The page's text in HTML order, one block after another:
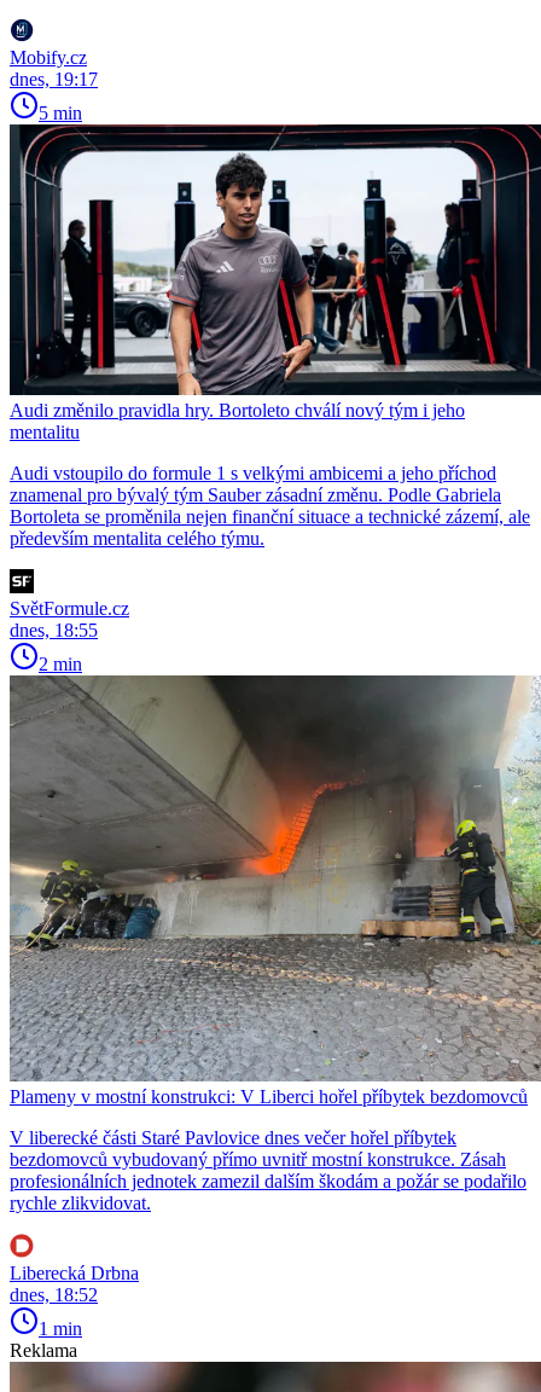
Mobify.cz
dnes, 19:17
5 min
Audi změnilo pravidla hry. Bortoleto chválí nový tým i jeho
mentalitu
Audi vstoupilo do formule 1 s velkými ambicemi a jeho příchod
znamenal pro bývalý tým Sauber zásadní změnu. Podle Gabriela
Bortoleta se proměnila nejen finanční situace a technické zázemí, ale
především mentalita celého týmu.
SvětFormule.cz
dnes, 18:55
2 min
Plameny v mostní konstrukci: V Liberci hořel příbytek bezdomovců
V liberecké části Staré Pavlovice dnes večer hořel příbytek
bezdomovců vybudovaný přímo uvnitř mostní konstrukce. Zásah
profesionálních jednotek zamezil dalším škodám a požár se podařilo
rychle zlikvidovat.
Liberecká Drbna
dnes, 18:52
1 min
Reklama